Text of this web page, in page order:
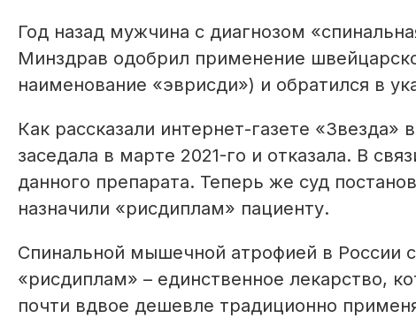
Год назад мужчина с диагнозом
Минздрав одобрил применение
наименование «эврисди») и обратился в
Как рассказали интернет-газете
заседала в марте 2021-го и отказала. В
данного препарата. Теперь же суд
назначили «рисдиплам» пациенту.
Спинальной мышечной атрофией в России
«рисдиплам» – единственное лекарство,
почти вдвое дешевле традиционно